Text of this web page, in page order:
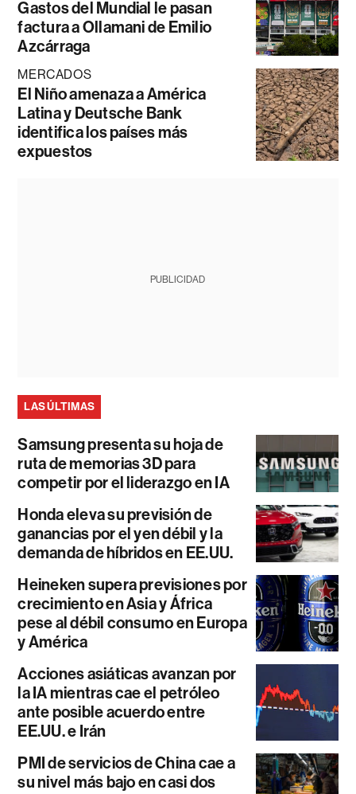
Gastos del Mundial le pasan
factura a Ollamani de Emilio
Azcárraga
MERCADOS
El Niño amenaza a América
Latina y Deutsche Bank
identifica los países más
expuestos
PUBLICIDAD
LAS ÚLTIMAS
Samsung presenta su hoja de
ruta de memorias 3D para
competir por el liderazgo en IA
Honda eleva su previsión de
ganancias por el yen débil y la
demanda de híbridos en EE.UU.
Heineken supera previsiones por
crecimiento en Asia y África
pese al débil consumo en Europa
y América
Acciones asiáticas avanzan por
la IA mientras cae el petróleo
ante posible acuerdo entre
EE.UU. e Irán
PMI de servicios de China cae a
su nivel más bajo en casi dos